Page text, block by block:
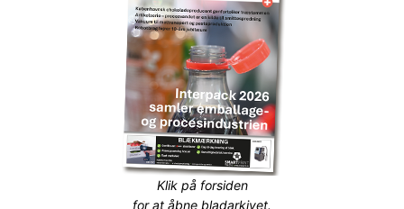
Klik på forsiden
for at åbne bladarkivet.